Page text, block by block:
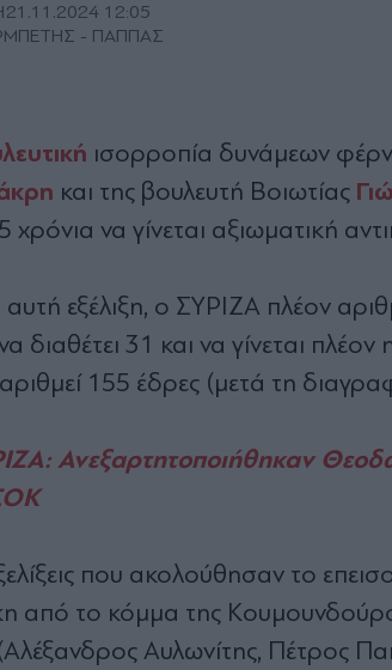
21.11.2024 12:05
- ΠΑΠΠΑΣ
ισορροπία δυνάμεων
και της βουλευτή Βοιωτίας
να γίνεται αξιωματική
αυτή εξέλιξη, ο ΣΥΡΙΖΑ πλέον
31 και να γίνεται
155 έδρες (μετά τη
Ανεξαρτητοποιήθηκαν
που ακολούθησαν το
από το κόμμα της
Αυλωνίτης, Πέτρος